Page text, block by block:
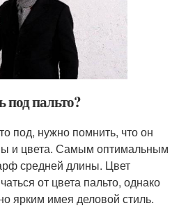
пальто?
под, нужно помнить, что он
и цвета. Самым оптимальным
средней длины. Цвет
от цвета пальто, однако
ярким имея деловой стиль.